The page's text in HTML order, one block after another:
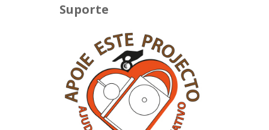
Suporte